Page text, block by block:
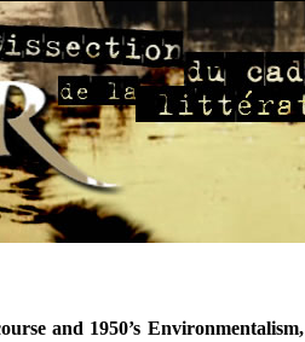
and 1950’s Environmentalism,